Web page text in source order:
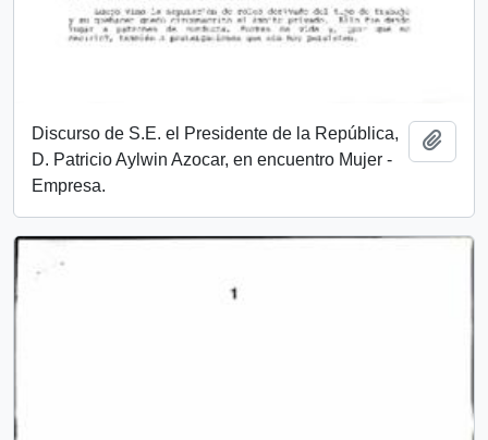
Discurso de S.E. el Presidente de la República,
D. Patricio Aylwin Azocar, en encuentro Mujer -
Empresa.